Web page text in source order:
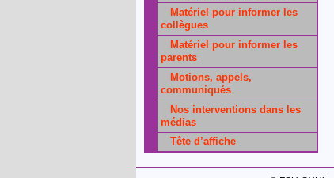
Matériel pour informer les
collègues
Matériel pour informer les
parents
Motions, appels,
communiqués
Nos interventions dans les
médias
Tête d’affiche